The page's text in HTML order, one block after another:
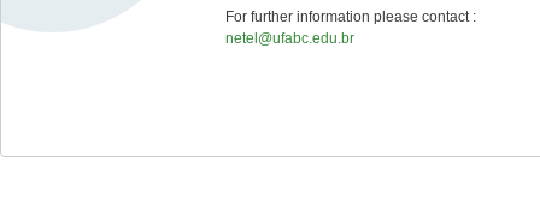
For further information please contact :
netel@ufabc.edu.br